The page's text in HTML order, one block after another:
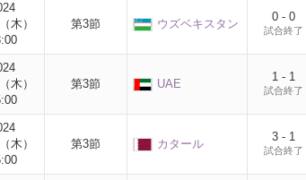
木）
第3節 ウズベキスタン
0 - 0
試合終了
木）
第3節 UAE
1 - 1
試合終了
木）
第3節 カタール
3 - 1
試合終了